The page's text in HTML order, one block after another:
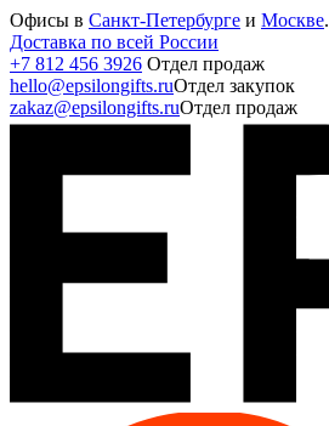
Офисы в Санкт-Петербурге и Москве.
Доставка по всей России
+7 812 456 3926 Отдел продаж
hello@epsilongifts.ruОтдел закупок
zakaz@epsilongifts.ruОтдел продаж